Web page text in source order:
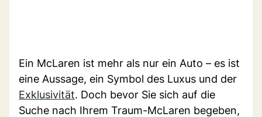
Ein McLaren ist mehr als nur ein Auto – es ist
eine Aussage, ein Symbol des Luxus und der
Exklusivität. Doch bevor Sie sich auf die
Suche nach Ihrem Traum-McLaren begeben,